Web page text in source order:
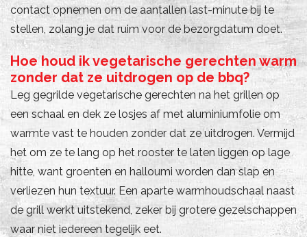
contact opnemen om de aantallen last-minute bij te
stellen, zolang je dat ruim voor de bezorgdatum doet.
Hoe houd ik vegetarische gerechten warm
zonder dat ze uitdrogen op de bbq?
Leg gegrilde vegetarische gerechten na het grillen op
een schaal en dek ze losjes af met aluminiumfolie om
warmte vast te houden zonder dat ze uitdrogen. Vermijd
het om ze te lang op het rooster te laten liggen op lage
hitte, want groenten en halloumi worden dan slap en
verliezen hun textuur. Een aparte warmhoudschaal naast
de grill werkt uitstekend, zeker bij grotere gezelschappen
waar niet iedereen tegelijk eet.